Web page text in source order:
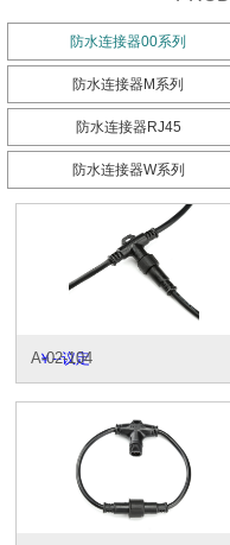
防水连接器00系列
防水连接器M系列
防水连接器RJ45
防水连接器W系列
A-02-104
￥--议定